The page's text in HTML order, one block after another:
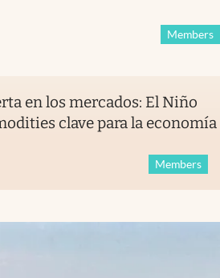
Members
en los mercados: El Niño
clave para la economía
Members